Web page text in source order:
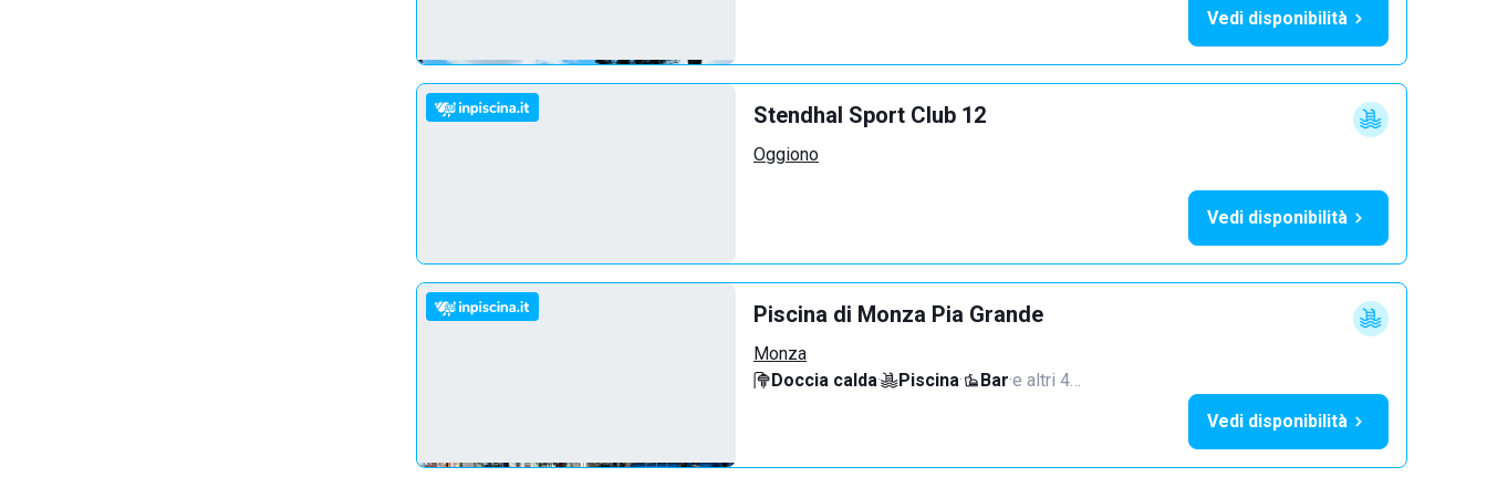
Vedi disponibilità
Stendhal Sport Club 12
Oggiono
Vedi disponibilità
Piscina di Monza Pia Grande
Monza
Doccia calda· Piscina· Bar·e altri 4…
Vedi disponibilità